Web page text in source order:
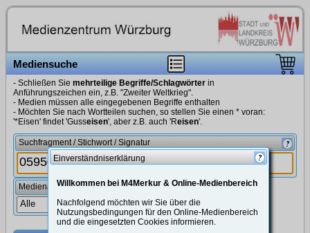
Einverständniserklärung
Willkommen bei M4Merkur & Online-Medienbereich
Nachfolgend möchten wir Sie über die
Nutzungsbedingungen für den Online-Medienbereich
und die eingesetzten Cookies informieren.
Mediensuche
- Schließen Sie mehrteilige Begriffe/Schlagwörter in
Anführungszeichen ein, z.B. "Zweiter Weltkrieg".
- Medien müssen alle eingegebenen Begriffe enthalten
- Möchten Sie nach Wortteilen suchen, so stellen Sie einen * voran:
'*Eisen' findet 'Gusseisen', aber z.B. auch 'Reisen'.
Suchfragment / Stichwort / Signatur
Medienarten